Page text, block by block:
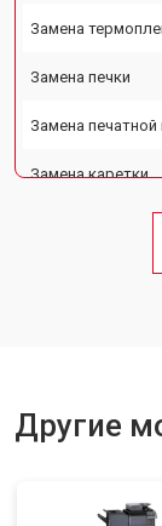
Замена
Замена печки
Замена печатной
Замена каретки
Другие